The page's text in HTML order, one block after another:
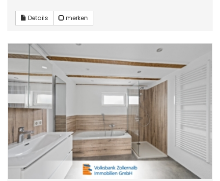
Details merken